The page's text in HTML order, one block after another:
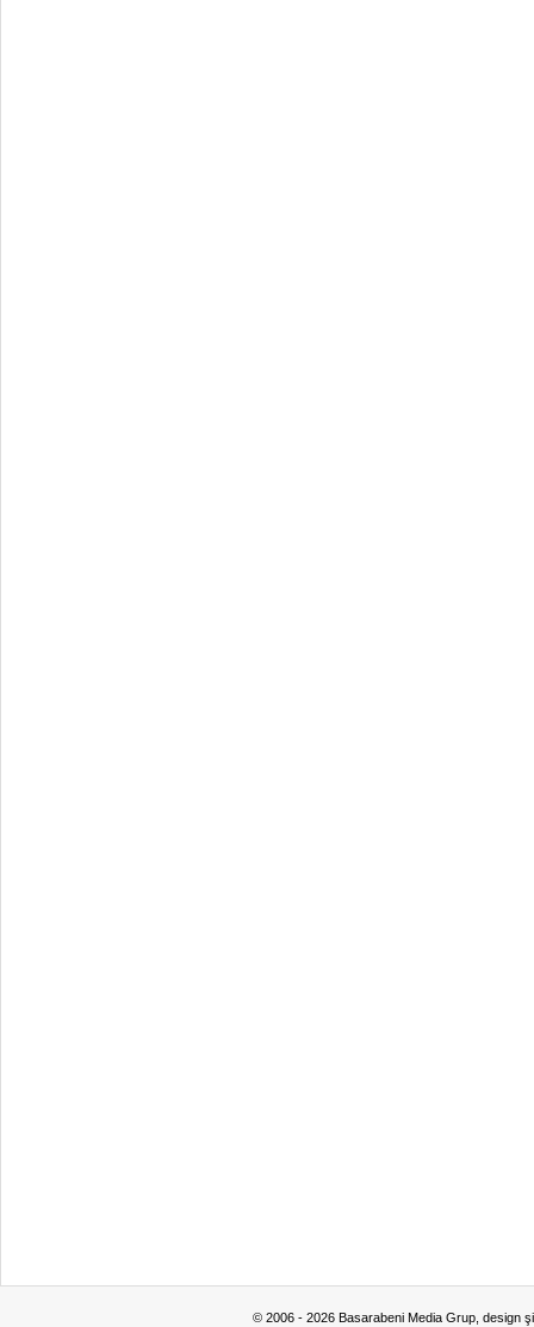
© 2006 - 2026 Basarabeni Media Grup, design